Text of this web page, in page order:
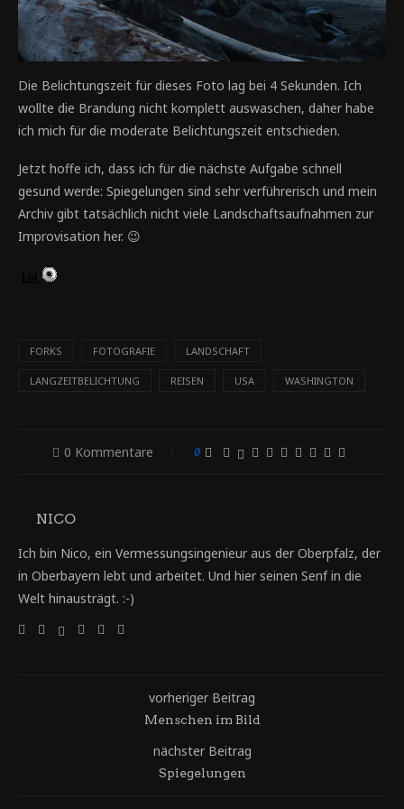
Die Belichtungszeit für dieses Foto lag bei 4 Sekunden. Ich
wollte die Brandung nicht komplett auswaschen, daher habe
ich mich für die moderate Belichtungszeit entschieden.
Jetzt hoffe ich, dass ich für die nächste Aufgabe schnell
gesund werde: Spiegelungen sind sehr verführerisch und mein
Archiv gibt tatsächlich nicht viele Landschaftsaufnahmen zur
Improvisation her. 😉
FORKS FOTOGRAFIE LANDSCHAFT
LANGZEITBELICHTUNG REISEN USA WASHINGTON
0 Kommentare 0
NICO
Ich bin Nico, ein Vermessungsingenieur aus der Oberpfalz, der
in Oberbayern lebt und arbeitet. Und hier seinen Senf in die
Welt hinausträgt. :-)
vorheriger Beitrag
Menschen im Bild
nächster Beitrag
Spiegelungen